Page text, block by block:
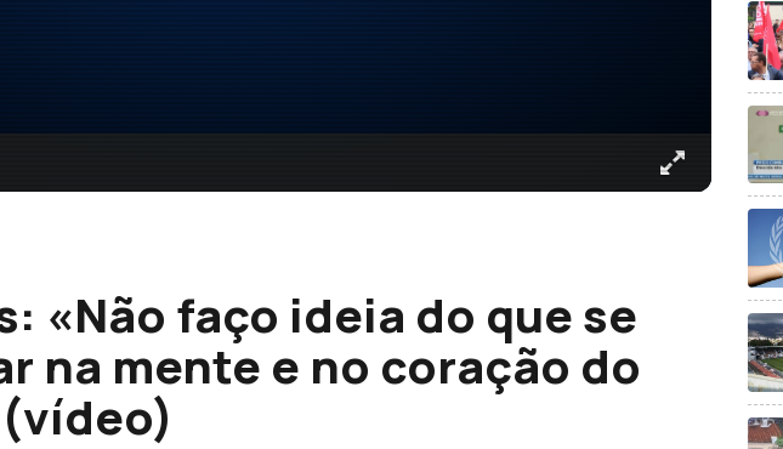
«Não faço ideia do que se
na mente e no coração do